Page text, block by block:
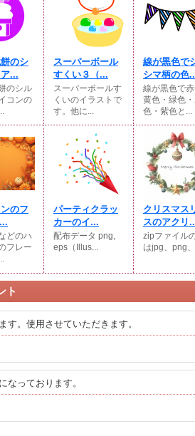
のシ
...
のシル
コンの
スーパーボール
すくい３（...
スーパーボールす
くいのイラストで
す。他に...
線が黒色で
シマ柄の色
線が黒色で赤
黄色・緑色
色・紫色と...
のフ
どのハ
フレー
パーティクラッ
カーのイ...
配布データ png,
eps（Illus...
クリスマス
スのアクリ
zipファイル
はjpg、png
ト
す。使用させていただきます。
なっております。